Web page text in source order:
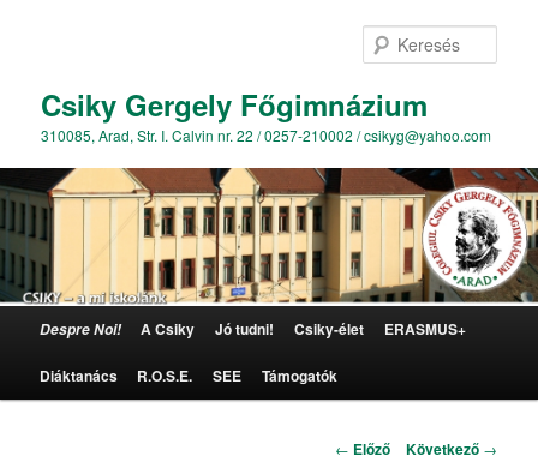
Csiky Gergely Főgimnázium
310085, Arad, Str. I. Calvin nr. 22 / 0257-210002 / csikyg@yahoo.com
Tovább az elsődleges tartalomra
Despre Noi! A Csiky Jó tudni! Csiky-élet ERASMUS+
Diáktanács R.O.S.E. SEE Támogatók
Bejegyzés navigáció
← Előző Következő →